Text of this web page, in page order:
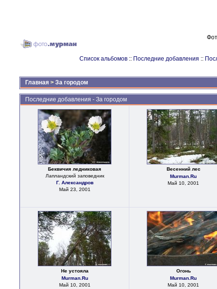
Список альбомов :: Последние добавления ::
Главная > За городом
Последние добавления - За городом
Беквичия ледниковая
Лапландский заповедник
Г. Александров
Май 23, 2001
Весенний лес
Murman.Ru
Май 10, 2001
Не устояла
Murman.Ru
Май 10, 2001
Огонь
Murman.Ru
Май 10, 2001